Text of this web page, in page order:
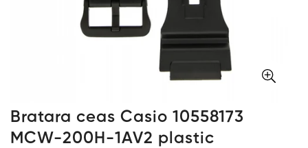
Bratara ceas Casio 10558173
MCW-200H-1AV2 plastic